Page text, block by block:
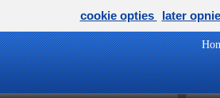
cookie opties later